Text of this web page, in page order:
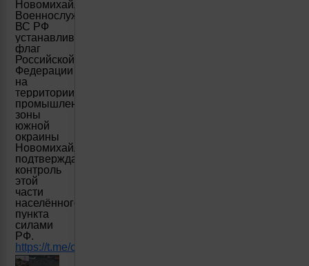
Новомихайловке.
Военнослужащие
ВС РФ
устанавливают
флаг
Российской
Федерации
на
территории
промышленной
зоны
южной
окраины
Новомихайловки
подтверждая
контроль
этой
части
населённого
пункта
силами
РФ.
https://t.me/creamy_caprice/4605